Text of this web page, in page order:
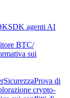
SDK agenti AI
BTC/
sui
SicurezzaProva di
crypto-